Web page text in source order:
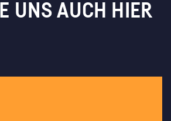
UNS AUCH HIER